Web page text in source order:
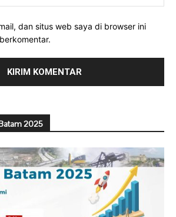
dan situs web saya di browser ini
2025